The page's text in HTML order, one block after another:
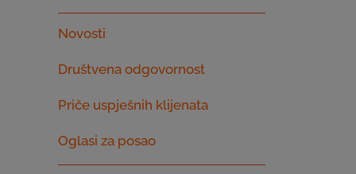
Novosti
Društvena odgovornost
Priče uspješnih klijenata
Oglasi za posao